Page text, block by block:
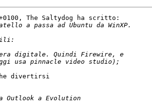
The Saltydog ha scritto:
divertirsi